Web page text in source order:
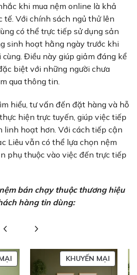
khi mua nệm online là khả
Với chính sách ngủ thử lên
có thể trực tiếp sử dụng sản
sinh hoạt hằng ngày trước khi
Điều này giúp giảm đáng kể
biệt với những người chưa
qua thông tin.
hiểu, tư vấn đến đặt hàng và hỗ
hiện trực tuyến, giúp việc tiếp
linh hoạt hơn. Với cách tiếp cận
Liêu vẫn có thể lựa chọn nệm
phụ thuộc vào việc đến trực tiếp
bán chạy thuộc thương hiệu
hàng tin dùng:
SẢN
PHẨM
KHUYẾN MẠISẢN
PHẨM